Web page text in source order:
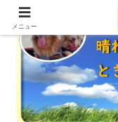
メニュー